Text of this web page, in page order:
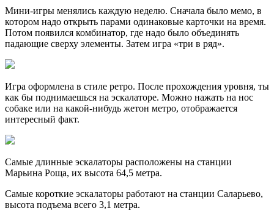
Мини-игры менялись каждую неделю. Сначала было мемо, в
котором надо открыть парами одинаковые карточки на время.
Потом появился комбинатор, где надо было объединять
падающие сверху элементы. Затем игра «три в ряд».
Игра оформлена в стиле ретро. После прохождения уровня, ты
как бы поднимаешься на эскалаторе. Можно нажать на нос
собаке или на какой-нибудь жетон метро, отображается
интересный факт.
Самые длинные эскалаторы расположены на станции
Марьина Роща, их высота 64,5 метра.
Самые короткие эскалаторы работают на станции Саларьево,
высота подъема всего 3,1 метра.